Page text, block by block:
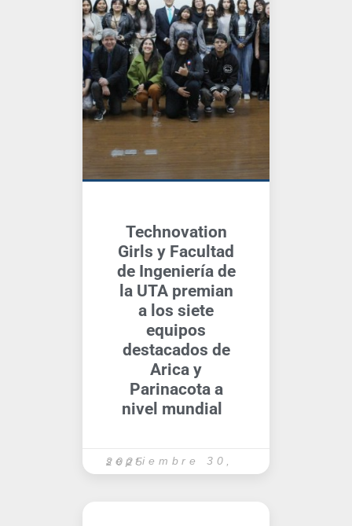
Technovation
Girls y Facultad
de Ingeniería de
la UTA premian
a los siete
equipos
destacados de
Arica y
Parinacota a
nivel mundial
septiembre 30, 2025